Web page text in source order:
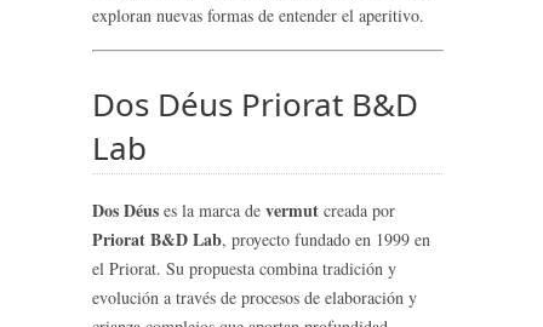
exploran nuevas formas de entender el aperitivo.
Dos Déus Priorat B&D
Lab
Dos Déus es la marca de vermut creada por
Priorat B&D Lab, proyecto fundado en 1999 en
el Priorat. Su propuesta combina tradición y
evolución a través de procesos de elaboración y